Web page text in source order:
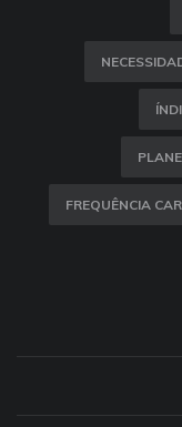
FREQUÊNCIA